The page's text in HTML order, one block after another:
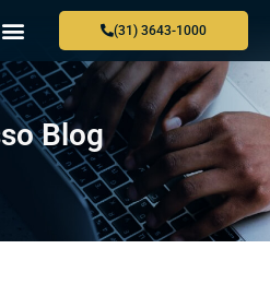
(31) 3643-1000
Blog